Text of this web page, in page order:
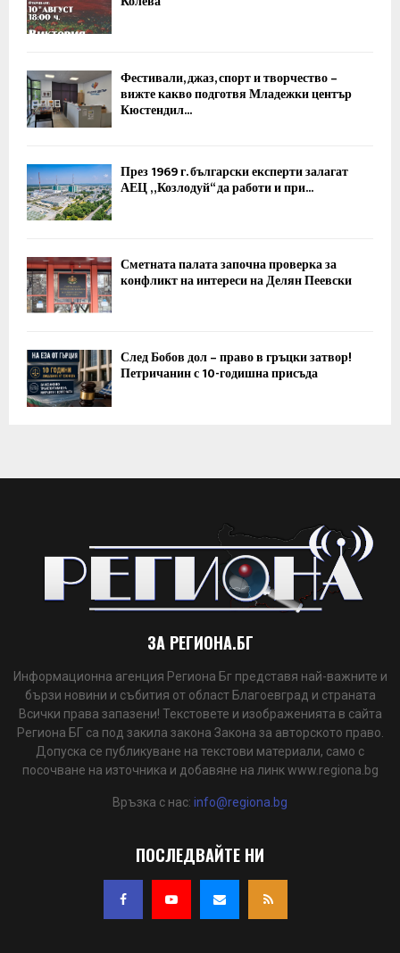
Фестивали, джаз, спорт и творчество –
вижте какво подготвя Младежки център
Кюстендил...
През 1969 г. български експерти залагат
АЕЦ „Козлодуй“ да работи и при...
Сметната палата започна проверка за
конфликт на интереси на Делян Пеевски
След Бобов дол – право в гръцки затвор!
Петричанин с 10-годишна присъда
ЗА РЕГИОНА.БГ
Информационна агенция Региона Бг представя най-важните и
бързи новини и събития от област Благоевград и страната
Всички права запазени! Текстовете и изображенията в сайта
Региона БГ са под закила закона Закона за авторското право.
Допуска се публикуване на текстови материали, само с
посочване на източника и добавяне на линк www.regiona.bg
Връзка с нас: info@regiona.bg
ПОСЛЕДВАЙТЕ НИ